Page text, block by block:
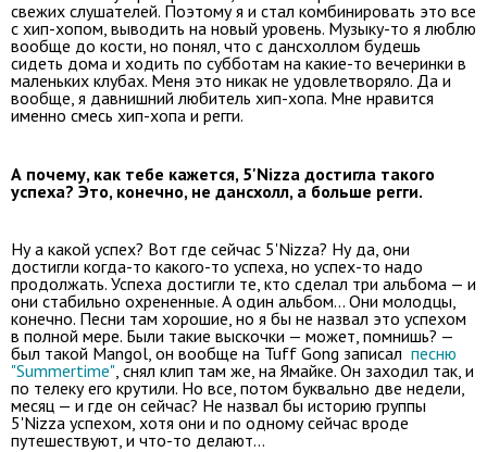
свежих слушателей. Поэтому я и стал комбинировать это все
с хип-хопом, выводить на новый уровень. Музыку-то я люблю
вообще до кости, но понял, что с дансхоллом будешь
сидеть дома и ходить по субботам на какие-то вечеринки в
маленьких клубах. Меня это никак не удовлетворяло. Да и
вообще, я давнишний любитель хип-хопа. Мне нравится
именно смесь хип-хопа и регги.
А почему, как тебе кажется, 5'Nizza достигла такого
успеха? Это, конечно, не дансхолл, а больше регги.
Ну а какой успех? Вот где сейчас 5'Nizza? Ну да, они
достигли когда-то какого-то успеха, но успех-то надо
продолжать. Успеха достигли те, кто сделал три альбома — и
они стабильно охрененные. А один альбом... Они молодцы,
конечно. Песни там хорошие, но я бы не назвал это успехом
в полной мере. Были такие выскочки — может, помнишь? —
был такой Mangol, он вообще на Tuff Gong записал песню
"Summertime" , снял клип там же, на Ямайке. Он заходил так, и
по телеку его крутили. Но все, потом буквально две недели,
месяц — и где он сейчас? Не назвал бы историю группы
5'Nizza успехом, хотя они и по одному сейчас вроде
путешествуют, и что-то делают...